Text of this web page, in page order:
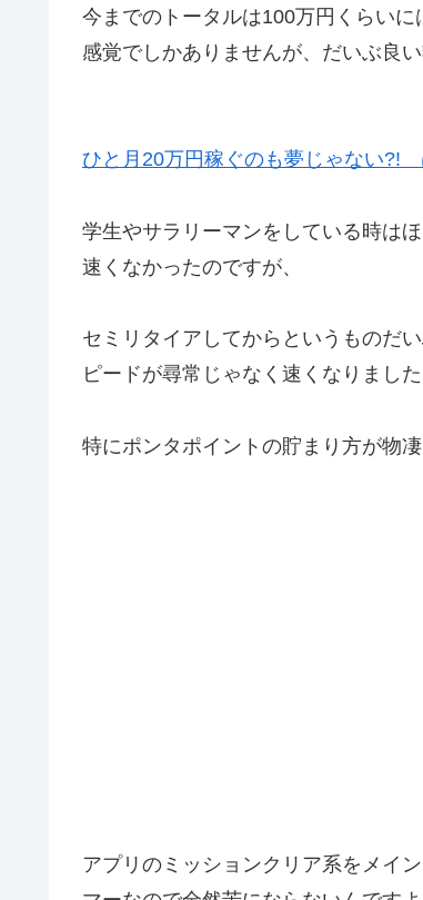
今までのトータルは100万円くらい
感覚でしかありませんが、だいぶ良
ひと月20万円稼ぐのも夢じゃない?!
学生やサラリーマンをしている時は
速くなかったのですが、
セミリタイアしてからというものだ
ピードが尋常じゃなく速くなりまし
特にポンタポイントの貯まり方が物
アプリのミッションクリア系をメイ